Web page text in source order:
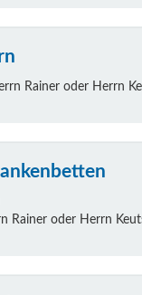
Rainer oder Herrn
Rainer oder Herrn